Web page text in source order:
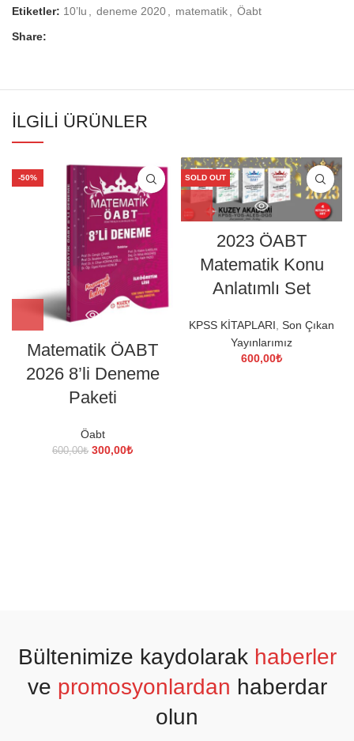
Etiketler: 10’lu deneme 2020 matematik
Öabt
Share:
İLGILI ÜRÜNLER
-50%
Matematik ÖABT
2026 8’li Deneme
Paketi
Öabt
600,00₺ Orijinal
300,00₺Şu
SOLD OUT
2023 ÖABT
Matematik Konu
Anlatımlı Set
KPSS KİTAPLARI Son Çıkan
Yayınlarımız
600,00₺
Bültenimize kaydolarak haberler
ve promosyonlardan haberdar
olun